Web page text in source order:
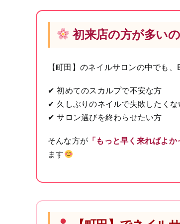
初来店の方が多い
【町田】のネイルサロンの中でも、
✔ 初めてのスカルプで不安な方
✔ 久しぶりのネイルで失敗したくな
✔ サロン選びを終わらせたい方
そんな方が 「もっと早く来ればよか
ます